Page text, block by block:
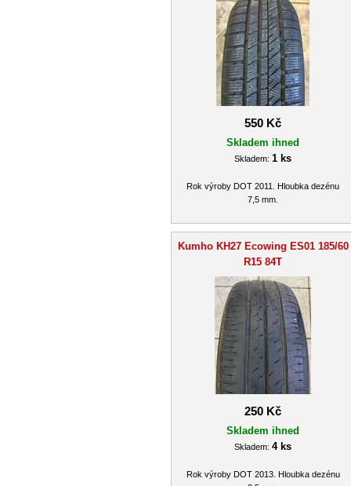
550 Kč
Skladem ihned
Skladem: 1 ks
Rok výroby DOT 2011. Hloubka dezénu
7,5 mm.
Kumho KH27 Ecowing ES01 185/60
R15 84T
250 Kč
Skladem ihned
Skladem: 4 ks
Rok výroby DOT 2013. Hloubka dezénu